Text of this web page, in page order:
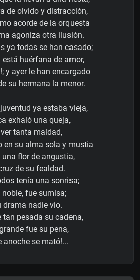
de olvido y distracción,
acorde de la orquesta
agoniza otra ilusión.
ya todas se han casado;
huérfana de amor,
y ayer le han encargado
su hermana la menor.
ya estaba vieja,
exhaló una queja,
tanta maldad,
en su alma sola y mustia
flor de angustia,
de su fealdad.
tenía una sonrisa;
fue sumisa;
drama nadie vio.
tan pesada su cadena,
fue su pena,
anoche se mató!...